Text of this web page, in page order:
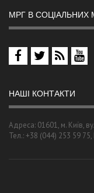
МРГ В СОЦІАЛЬНИХ
НАШІ КОНТАКТИ
Адреса: 01601, м. Київ,
Тел.: +38 (044) 253 59